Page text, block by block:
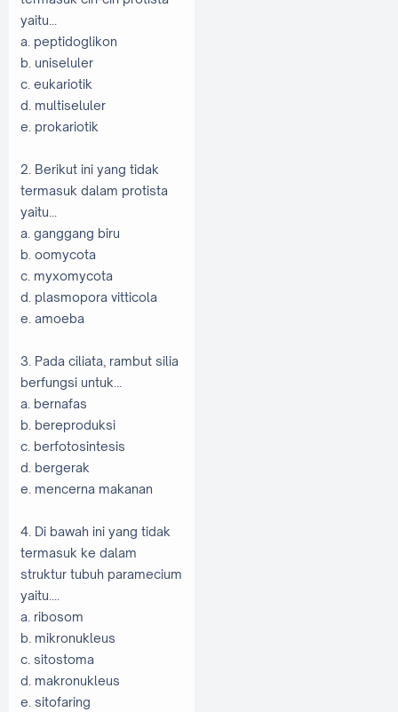
yaitu...
a. peptidoglikon
b. uniseluler
c. eukariotik
d. multiseluler
e. prokariotik
2. Berikut ini yang tidak
termasuk dalam protista
yaitu...
a. ganggang biru
b. oomycota
c. myxomycota
d. plasmopora vitticola
e. amoeba
3. Pada ciliata, rambut silia
berfungsi untuk...
a. bernafas
b. bereproduksi
c. berfotosintesis
d. bergerak
e. mencerna makanan
4. Di bawah ini yang tidak
termasuk ke dalam
struktur tubuh paramecium
yaitu....
a. ribosom
b. mikronukleus
c. sitostoma
d. makronukleus
e. sitofaring